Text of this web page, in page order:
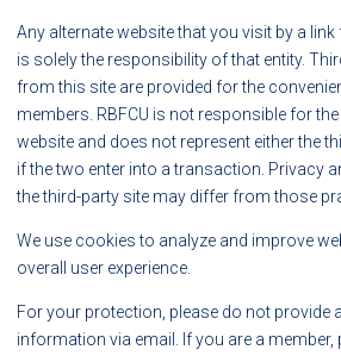
Any alternate website that you visit by a
is solely the responsibility of that entity.
from this site are provided for the
members. RBFCU is not responsible for
website and does not represent either the
if the two enter into a transaction. Privacy
the third-party site may differ from those
We use cookies to analyze and improve
overall user experience.
For your protection, please do not provide
information via email. If you are a member,